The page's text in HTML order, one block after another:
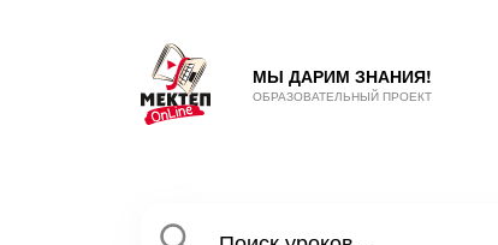
МЫ ДАРИМ ЗНАНИЯ!
ОБРАЗОВАТЕЛЬНЫЙ ПРОЕКТ